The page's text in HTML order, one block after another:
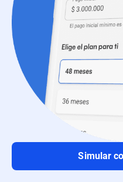
Simular